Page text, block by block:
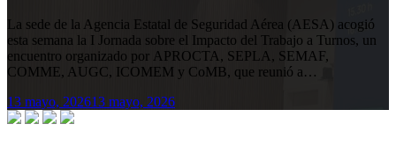
La sede de la Agencia Estatal de Seguridad Aérea (AESA) acogió
esta semana la I Jornada sobre el Impacto del Trabajo a Turnos, un
encuentro organizado por APROCTA, SEPLA, SEMAF,
COMME, AUGC, ICOMEM y CoMB, que reunió a…
13 mayo, 202613 mayo, 2026